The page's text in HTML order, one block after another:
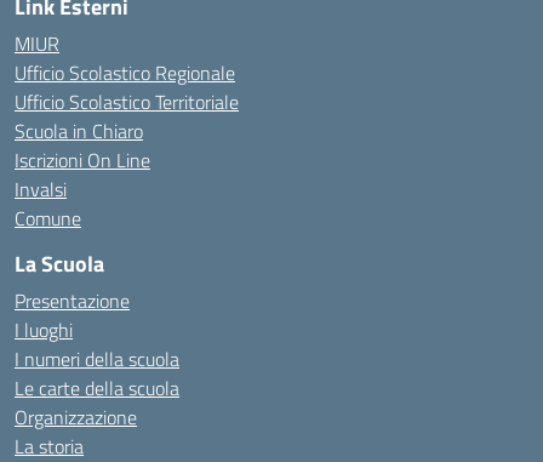
Link Esterni
MIUR
Ufficio Scolastico Regionale
Ufficio Scolastico Territoriale
Scuola in Chiaro
Iscrizioni On Line
Invalsi
Comune
La Scuola
Presentazione
I luoghi
I numeri della scuola
Le carte della scuola
Organizzazione
La storia